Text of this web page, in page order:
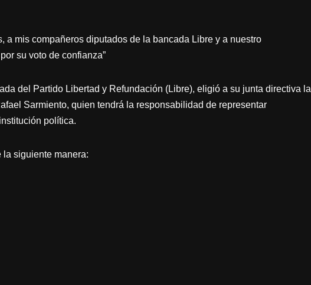
a mis compañeros diputados de la bancada Libre y a nuestro
su voto de confianza”
del Partido Libertad y Refundación (Libre), eligió a su junta directiva la
Sarmiento, quien tendrá la responsabilidad de representar
política.
la siguiente manera: